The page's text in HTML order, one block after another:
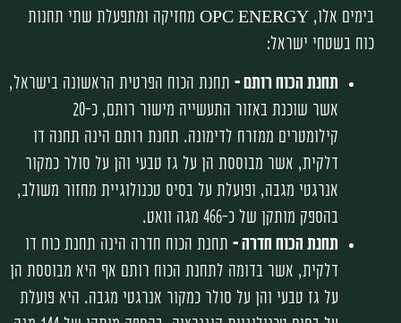
בימים אלו, OPC ENERGY מחזיקה ומתפעלת שתי תחנות
כוח בשטחי ישראל:
תחנת הכוח רותם –תחנת הכוח הפרטית הראשונה בישראל,
אשר שוכנת באזור התעשייה מישור רותם, כ-20
קילומטרים ממזרח לדימונה. תחנת רותם הינה תחנה דו
דלקית, אשר מבוססת הן על גז טבעי והן על סולר כמקור
אנרגטי מגבה, ופועלת על בסיס טכנולוגיית מחזור משולב,
בהספק מותקן של כ-466 מגה וואט.
תחנת הכוח חדרה –תחנת הכוח חדרה הינה תחנת כוח דו
דלקית, אשר בדומה לתחנת הכוח רותם אף היא מבוססת הן
על גז טבעי והן על סולר כמקור אנרגטי מגבה. היא פועלת